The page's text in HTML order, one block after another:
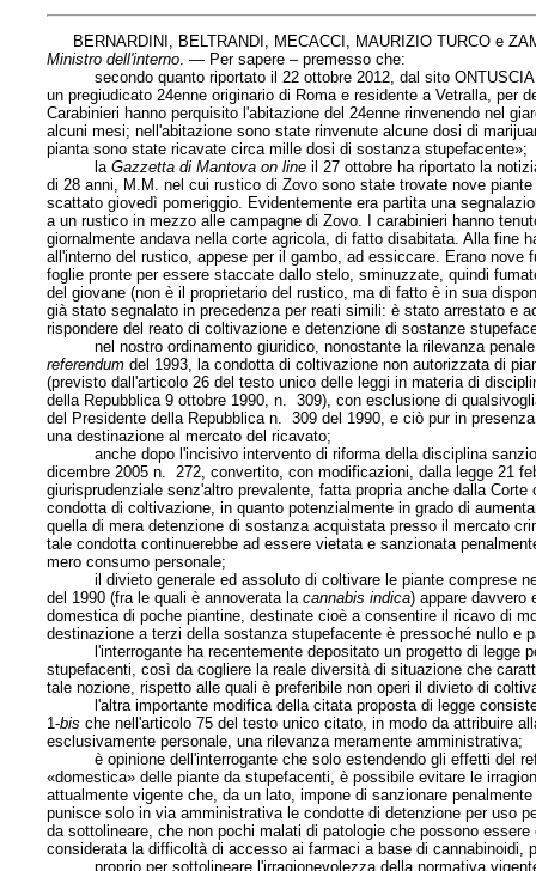
BERNARDINI, BELTRANDI, MECACCI, MAURIZIO TURCO e
Ministro dell'interno. — Per sapere – premesso che:
secondo quanto riportato il 22 ottobre 2012, dal sito ONTUSCIA,
un pregiudicato 24enne originario di Roma e residente a Vetralla,
Carabinieri hanno perquisito l'abitazione del 24enne rinvenendo nel
alcuni mesi; nell'abitazione sono state rinvenute alcune dosi di
pianta sono state ricavate circa mille dosi di sostanza stupefacente»;
laGazzetta di Mantova on line il 27 ottobre ha riportato la
di 28 anni, M.M. nel cui rustico di Zovo sono state trovate nove
scattato giovedì pomeriggio. Evidentemente era partita una
a un rustico in mezzo alle campagne di Zovo. I carabinieri hanno
giornalmente andava nella corte agricola, di fatto disabitata. Alla fine
all'interno del rustico, appese per il gambo, ad essiccare. Erano
foglie pronte per essere staccate dallo stelo, sminuzzate, quindi
del giovane (non è il proprietario del rustico, ma di fatto è in sua
già stato segnalato in precedenza per reati simili: è stato arrestato e
rispondere del reato di coltivazione e detenzione di sostanze
nel nostro ordinamento giuridico, nonostante la rilevanza penale
referendum del 1993, la condotta di coltivazione non autorizzata di
(previsto dall'articolo 26 del testo unico delle leggi in materia di
della Repubblica 9 ottobre 1990, n. 309), con esclusione di
del Presidente della Repubblica n. 309 del 1990, e ciò pur in
una destinazione al mercato del ricavato;
anche dopo l'incisivo intervento di riforma della disciplina
dicembre 2005 n. 272, convertito, con modificazioni, dalla legge 21
giurisprudenziale senz'altro prevalente, fatta propria anche dalla
condotta di coltivazione, in quanto potenzialmente in grado di
quella di mera detenzione di sostanza acquistata presso il mercato
tale condotta continuerebbe ad essere vietata e sanzionata
mero consumo personale;
il divieto generale ed assoluto di coltivare le piante comprese
del 1990 (fra le quali è annoverata lacannabis indica) appare davvero
domestica di poche piantine, destinate cioè a consentire il ricavo di
destinazione a terzi della sostanza stupefacente è pressoché nullo e
l'interrogante ha recentemente depositato un progetto di legge
stupefacenti, così da cogliere la reale diversità di situazione che
tale nozione, rispetto alle quali è preferibile non operi il divieto di
l'altra importante modifica della citata proposta di legge consiste
1-bis che nell'articolo 75 del testo unico citato, in modo da attribuire
esclusivamente personale, una rilevanza meramente amministrativa;
è opinione dell'interrogante che solo estendendo gli effetti del
«domestica» delle piante da stupefacenti, è possibile evitare le
attualmente vigente che, da un lato, impone di sanzionare
punisce solo in via amministrativa le condotte di detenzione per uso
da sottolineare, che non pochi malati di patologie che possono
considerata la difficoltà di accesso ai farmaci a base di
proprio per sottolineare l'irragionevolezza della normativa